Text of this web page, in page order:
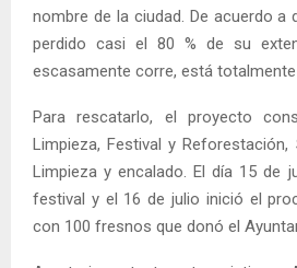
nombre de la ciudad. De acuerdo
perdido casi el 80 % de su
escasamente corre, está
Para rescatarlo, el proyecto
Limpieza, Festival y
Limpieza y encalado. El día 15 de
festival y el 16 de julio inició el
con 100 fresnos que donó el